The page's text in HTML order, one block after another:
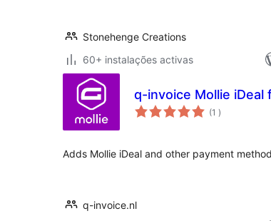
Stonehenge Creations
60+ instalações activas
q-invoice Mollie iDeal
(1 classificações
)
Adds Mollie iDeal and other payment
q-invoice.nl